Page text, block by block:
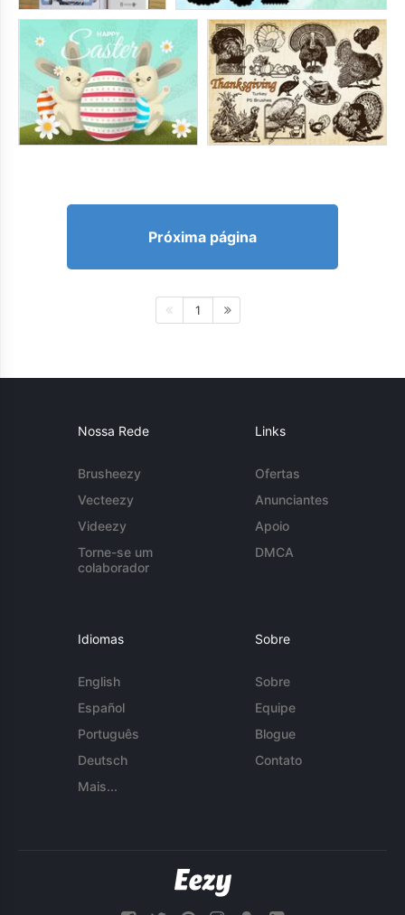
Próxima página
1
Nossa Rede
Brusheezy
Vecteezy
Videezy
Torne-se um
colaborador
Links
Ofertas
Anunciantes
Apoio
DMCA
Idiomas
English
Español
Português
Deutsch
Mais...
Sobre
Sobre
Equipe
Blogue
Contato